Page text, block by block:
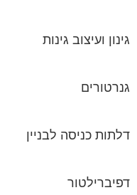
גינון ועיצוב גינות
גנרטורים
דלתות כניסה לבניין
דפיברילטור